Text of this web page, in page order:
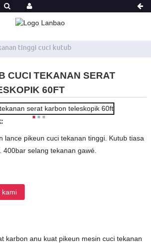
tinggi cuci kutub
CUCI TEKANAN SERAT
60FT
lance pikeun cuci tekanan tinggi. Kutub tiasa
400bar selang tekanan gawé.
kami
karbon anu kuat pikeun mesin cuci tekanan